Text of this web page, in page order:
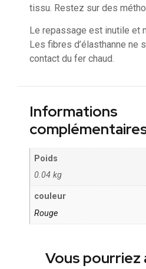
tissu. Restez sur des
Le repassage est inutile et
Les fibres d’élasthanne ne
contact du fer chaud.
Informations
Poids
0.04 kg
couleur
Rouge
Vous pourriez